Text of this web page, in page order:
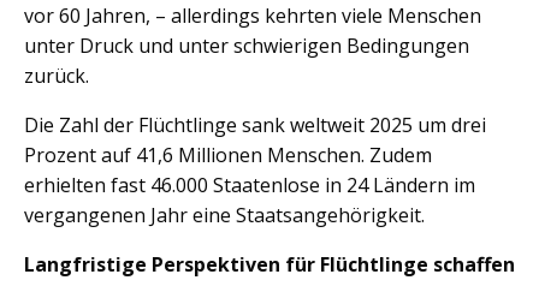
vor 60 Jahren, – allerdings kehrten viele Menschen
unter Druck und unter schwierigen Bedingungen
zurück.
Die Zahl der Flüchtlinge sank weltweit 2025 um drei
Prozent auf 41,6 Millionen Menschen. Zudem
erhielten fast 46.000 Staatenlose in 24 Ländern im
vergangenen Jahr eine Staatsangehörigkeit.
Langfristige Perspektiven für Flüchtlinge schaffen